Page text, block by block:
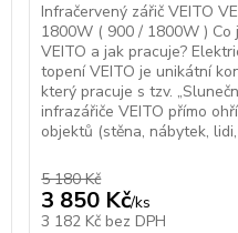
Infračervený zářič VEITO
1800W ( 900 / 1800W ) Co
VEITO a jak pracuje?
topení VEITO je unikátní
který pracuje s tzv.
infrazářiče VEITO přímo
objektů (stěna, nábytek,
5 180 Kč
3 850 Kč/ks
3 182 Kč bez DPH